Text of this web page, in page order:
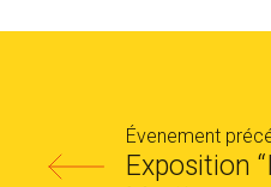
Évenement
Exposition